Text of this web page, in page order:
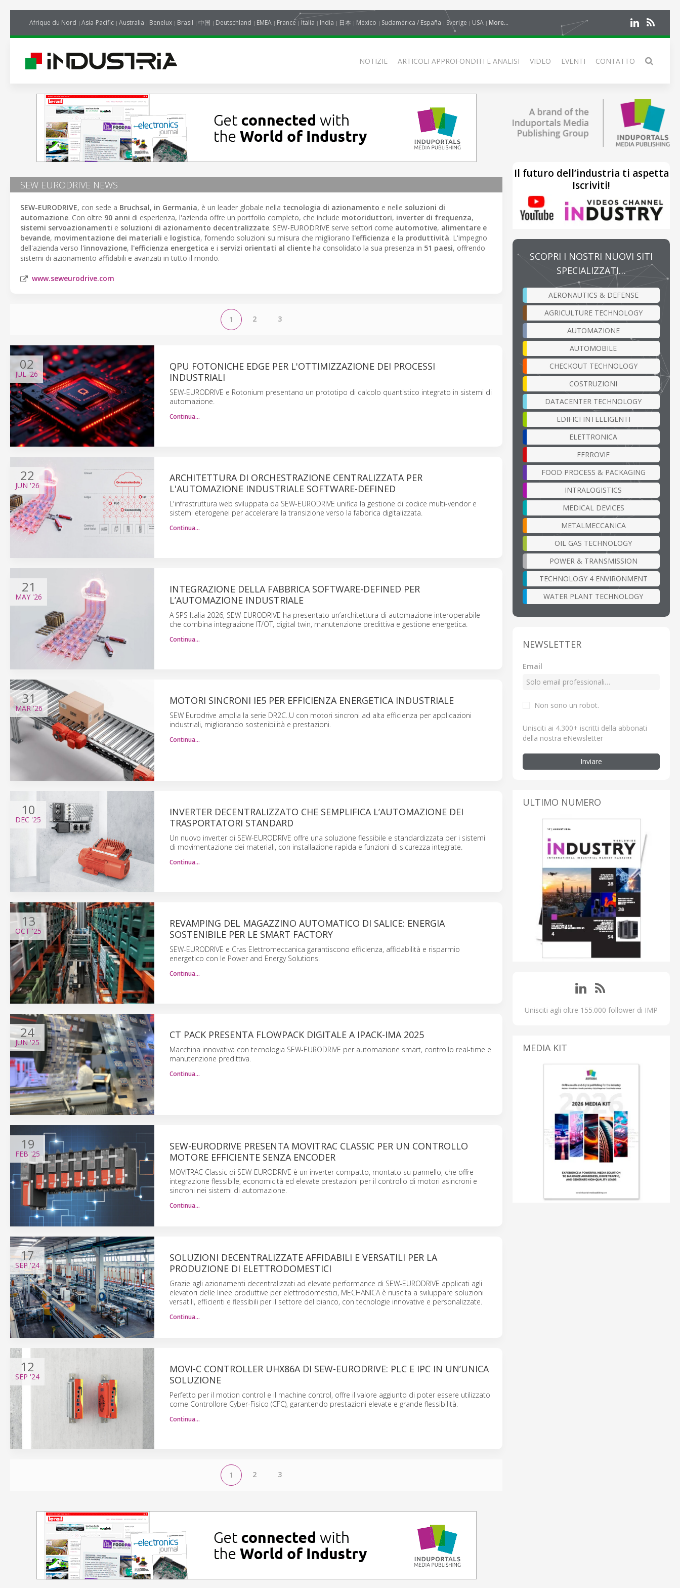
Afrique du Nord Asia-Pacific Australia Benelux Brasil 中国 Deutschland EMEA France Italia India 日本 México Sudamérica / España Sverige USA More...
NOTIZIE ARTICOLI APPROFONDITI E ANALISI VIDEO EVENTI CONTATTO
SEW EURODRIVE NEWS
SEW-EURODRIVE, con sede a Bruchsal, in Germania, è un leader globale nella tecnologia di azionamento e nelle soluzioni di
automazione. Con oltre 90 anni di esperienza, l'azienda offre un portfolio completo, che include motoriduttori, inverter di frequenza,
sistemi servoazionamenti e soluzioni di azionamento decentralizzate. SEW-EURODRIVE serve settori come automotive, alimentare e
bevande, movimentazione dei materiali e logistica, fornendo soluzioni su misura che migliorano l'efficienza e la produttività. L'impegno
dell'azienda verso l'innovazione, l'efficienza energetica e i servizi orientati al cliente ha consolidato la sua presenza in 51 paesi, offrendo
sistemi di azionamento affidabili e avanzati in tutto il mondo.
www.seweurodrive.com
1 2 3
02
JUL'26
QPU FOTONICHE EDGE PER L'OTTIMIZZAZIONE DEI PROCESSI
INDUSTRIALI
SEW-EURODRIVE e Rotonium presentano un prototipo di calcolo quantistico integrato in sistemi di
automazione.
Continua…
22
JUN '26
ARCHITETTURA DI ORCHESTRAZIONE CENTRALIZZATA PER
L'AUTOMAZIONE INDUSTRIALE SOFTWARE-DEFINED
L'infrastruttura web sviluppata da SEW-EURODRIVE unifica la gestione di codice multi-vendor e
sistemi eterogenei per accelerare la transizione verso la fabbrica digitalizzata.
Continua…
21
MAY '26
INTEGRAZIONE DELLA FABBRICA SOFTWARE-DEFINED PER
L’AUTOMAZIONE INDUSTRIALE
A SPS Italia 2026, SEW-EURODRIVE ha presentato un’architettura di automazione interoperabile
che combina integrazione IT/OT, digital twin, manutenzione predittiva e gestione energetica.
Continua…
31
MAR'26
MOTORI SINCRONI IE5 PER EFFICIENZA ENERGETICA INDUSTRIALE
SEW Eurodrive amplia la serie DR2C..U con motori sincroni ad alta efficienza per applicazioni
industriali, migliorando sostenibilità e prestazioni.
Continua…
10
DEC '25
INVERTER DECENTRALIZZATO CHE SEMPLIFICA L’AUTOMAZIONE DEI
TRASPORTATORI STANDARD
Un nuovo inverter di SEW-EURODRIVE offre una soluzione flessibile e standardizzata per i sistemi
di movimentazione dei materiali, con installazione rapida e funzioni di sicurezza integrate.
Continua…
13
OCT '25
REVAMPING DEL MAGAZZINO AUTOMATICO DI SALICE: ENERGIA
SOSTENIBILE PER LE SMART FACTORY
SEW-EURODRIVE e Cras Elettromeccanica garantiscono efficienza, affidabilità e risparmio
energetico con le Power and Energy Solutions.
Continua…
24
JUN'25
CT PACK PRESENTA FLOWPACK DIGITALE A IPACK-IMA 2025
Macchina innovativa con tecnologia SEW-EURODRIVE per automazione smart, controllo real-time e
manutenzione predittiva.
Continua…
19
FEB '25
SEW-EURODRIVE PRESENTA MOVITRAC CLASSIC PER UN CONTROLLO
MOTORE EFFICIENTE SENZA ENCODER
MOVITRAC Classic di SEW-EURODRIVE è un inverter compatto, montato su pannello, che offre
integrazione flessibile, economicità ed elevate prestazioni per il controllo di motori asincroni e
sincroni nei sistemi di automazione.
Continua…
17
SEP '24
SOLUZIONI DECENTRALIZZATE AFFIDABILI E VERSATILI PER LA
PRODUZIONE DI ELETTRODOMESTICI
Grazie agli azionamenti decentralizzati ad elevate performance di SEW-EURODRIVE applicati agli
elevatori delle linee produttive per elettrodomestici, MECHANICA è riuscita a sviluppare soluzioni
versatili, efficienti e flessibili per il settore del bianco, con tecnologie innovative e personalizzate.
Continua…
12
SEP '24
MOVI-C CONTROLLER UHX86A DI SEW-EURODRIVE: PLC E IPC IN UN’UNICA
SOLUZIONE
Perfetto per il motion control e il machine control, offre il valore aggiunto di poter essere utilizzato
come Controllore Cyber-Fisico (CFC), garantendo prestazioni elevate e grande flessibilità.
Continua…
1 2 3
Il futuro dell’industria ti aspetta
Iscriviti!
SCOPRI I NOSTRI NUOVI SITI
SPECIALIZZATI…
AERONAUTICS & DEFENSE
AGRICULTURE TECHNOLOGY
AUTOMAZIONE
AUTOMOBILE
CHECKOUT TECHNOLOGY
COSTRUZIONI
DATACENTER TECHNOLOGY
EDIFICI INTELLIGENTI
ELETTRONICA
FERROVIE
FOOD PROCESS & PACKAGING
INTRALOGISTICS
MEDICAL DEVICES
METALMECCANICA
OIL GAS TECHNOLOGY
POWER & TRANSMISSION
TECHNOLOGY 4 ENVIRONMENT
WATER PLANT TECHNOLOGY
NEWSLETTER
Email
Non sono un robot.
Unisciti ai 4.300+ iscritti della abbonati
della nostra eNewsletter
Inviare
ULTIMO NUMERO
Unisciti agli oltre 155.000 follower di IMP
MEDIA KIT